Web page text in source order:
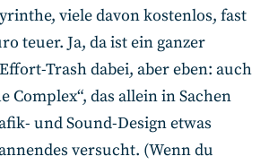
viele davon kostenlos, fast
teuer. Ja, da ist ein ganzer
Trash dabei, aber eben: auch
Complex“, das allein in Sachen
und Sound-Design etwas
versucht. (Wenn du